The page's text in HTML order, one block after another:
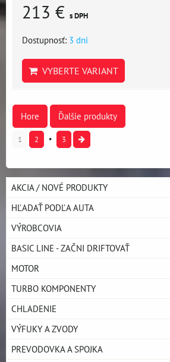
213 € s DPH
Dostupnosť: 3 dni
VYBERTE VARIANT
Hore Ďalšie produkty
1 2 3
AKCIA / NOVÉ PRODUKTY
HĽADAŤ PODĽA AUTA
VÝROBCOVIA
BASIC LINE - ZAČNI DRIFTOVAŤ
MOTOR
TURBO KOMPONENTY
CHLADENIE
VÝFUKY A ZVODY
PREVODOVKA A SPOJKA